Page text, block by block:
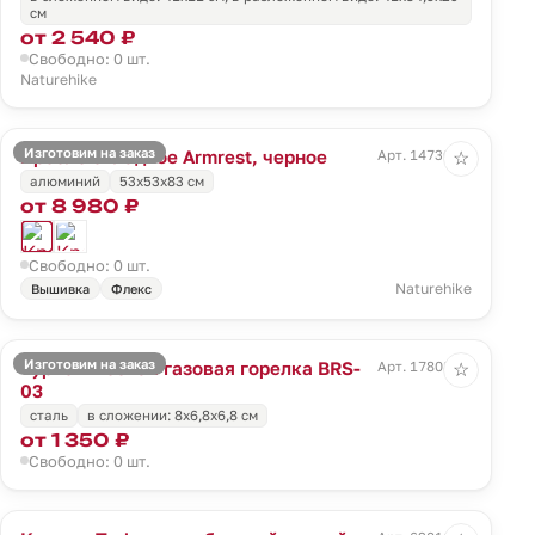
см
от 2 540 ₽
Свободно: 0 шт.
Naturehike
Изготовим на заказ
Кресло складное Armrest, черное
Арт. 14730.30
алюминий
53х53х83 см
от 8 980 ₽
Свободно: 0 шт.
Вышивка Флекс Naturehike
☆
Изготовим на заказ
Туристическая газовая горелка BRS-
03
Арт. 17808.10
сталь в сложении: 8x6,8x6,8 см
от 1 350 ₽
Свободно: 0 шт.
☆